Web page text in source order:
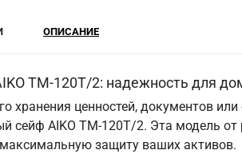
ОПИСАНИЕ
TM-120T/2: надежность для
хранения ценностей, документов
сейф AIKO TM-120T/2. Эта модель от
защиту ваших активов.